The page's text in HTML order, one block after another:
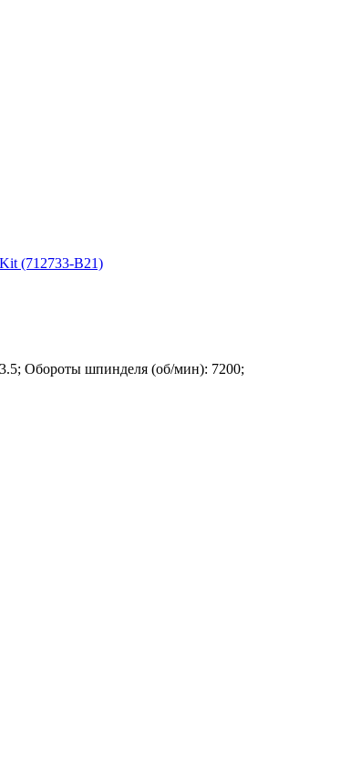
(712733-B21)
Обороты шпинделя (об/мин): 7200;